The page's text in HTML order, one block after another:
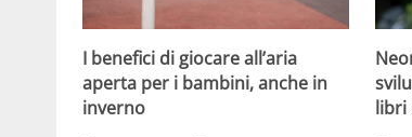
I benefici di giocare all’aria
aperta per i bambini, anche in
inverno
libri